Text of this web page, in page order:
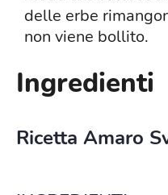
delle erbe
non viene bollito.
Ingredienti
Ricetta Amaro